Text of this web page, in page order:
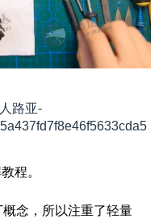
路亚-
程。
念，所以注重了轻量